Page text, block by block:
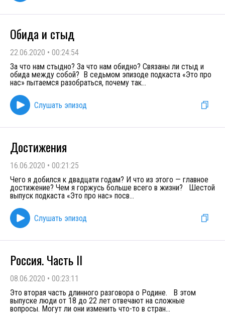
Обида и стыд
22.06.2020 • 00:24:54
За что нам стыдно? За что нам обидно? Связаны ли стыд и
обида между собой? В седьмом эпизоде подкаста «Это про
нас» пытаемся разобраться, почему так...
Слушать эпизод
Достижения
16.06.2020 • 00:21:25
Чего я добился к двадцати годам? И что из этого — главное
достижение? Чем я горжусь больше всего в жизни? Шестой
выпуск подкаста «Это про нас» посв...
Слушать эпизод
Россия. Часть II
08.06.2020 • 00:23:11
Это вторая часть длинного разговора о Родине. В этом
выпуске люди от 18 до 22 лет отвечают на сложные
вопросы. Могут ли они изменить что-то в стран...